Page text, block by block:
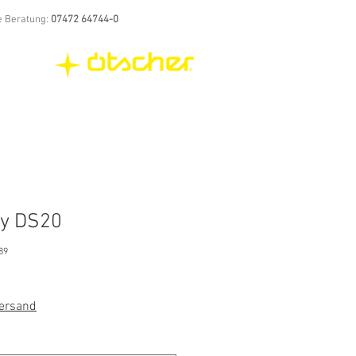
Beratung: 07472 64744-0
DS20